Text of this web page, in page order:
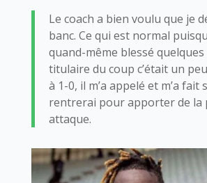
Le coach a bien voulu que je
banc. Ce qui est normal
quand-même blessé
titulaire du coup c’était un
à 1-0, il m’a appelé et m’a fait
rentrerai pour apporter de la
attaque.